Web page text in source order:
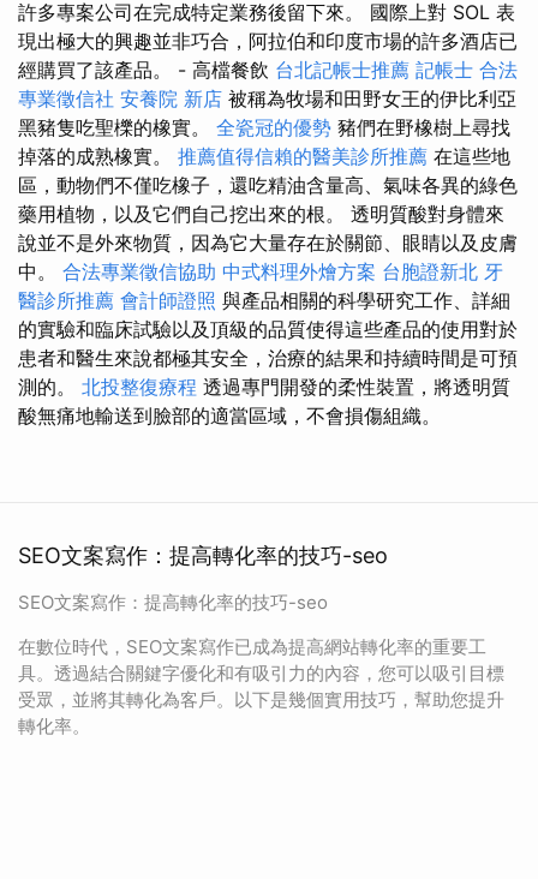
許多專案公司在完成特定業務後留下來。 國際上對 SOL 表
現出極大的興趣並非巧合，阿拉伯和印度市場的許多酒店已
經購買了該產品。 - 高檔餐飲 台北記帳士推薦 記帳士 合法
專業徵信社 安養院 新店 被稱為牧場和田野女王的伊比利亞
黑豬隻吃聖櫟的橡實。 全瓷冠的優勢 豬們在野橡樹上尋找
掉落的成熟橡實。 推薦值得信賴的醫美診所推薦 在這些地
區，動物們不僅吃橡子，還吃精油含量高、氣味各異的綠色
藥用植物，以及它們自己挖出來的根。 透明質酸對身體來
說並不是外來物質，因為它大量存在於關節、眼睛以及皮膚
中。 合法專業徵信協助 中式料理外燴方案 台胞證新北 牙
醫診所推薦 會計師證照 與產品相關的科學研究工作、詳細
的實驗和臨床試驗以及頂級的品質使得這些產品的使用對於
患者和醫生來說都極其安全，治療的結果和持續時間是可預
測的。 北投整復療程 透過專門開發的柔性裝置，將透明質
酸無痛地輸送到臉部的適當區域，不會損傷組織。
SEO文案寫作：提高轉化率的技巧-seo
SEO文案寫作：提高轉化率的技巧-seo
在數位時代，SEO文案寫作已成為提高網站轉化率的重要工
具。透過結合關鍵字優化和有吸引力的內容，您可以吸引目標
受眾，並將其轉化為客戶。以下是幾個實用技巧，幫助您提升
轉化率。